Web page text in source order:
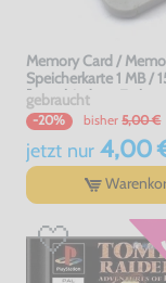
Memory Card /
Speicherkarte 1 MB /
[verschiedene Farben &
Hersteller]
gebraucht
-20% bisher 5,00 €
jetzt nur4,00